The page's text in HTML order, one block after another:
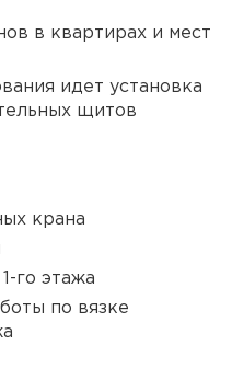
в квартирах и мест
идет установка
щитов
крана
го этажа
по вязке